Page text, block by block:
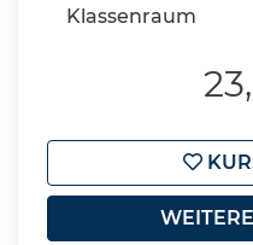
Klassenraum